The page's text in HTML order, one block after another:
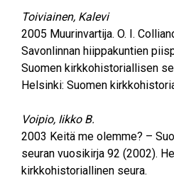
Toiviainen, Kalevi
2005 Muurinvartija. O. I.
Savonlinnan hiippakuntien
Suomen kirkkohistoriallisen
Helsinki: Suomen
Voipio, Iikko B.
2003 Keitä me olemme? –
seuran vuosikirja 92 (2002).
kirkkohistoriallinen seura.